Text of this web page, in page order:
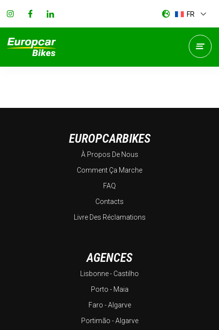
FR
EUROPCARBIKES
À Propos De Nous
Comment Ça Marche
FAQ
Contacts
Livre Des Réclamations
AGENCES
Lisbonne - Castilho
Porto - Maia
Faro - Algarve
Portimão - Algarve